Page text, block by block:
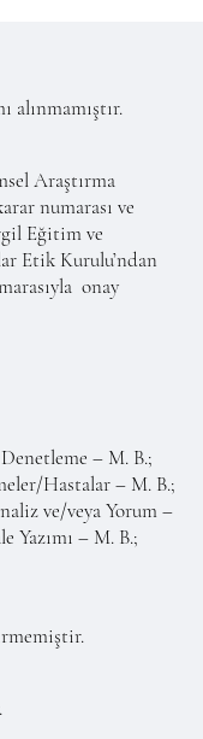
alınmamıştır.
Araştırma
numarası ve
Eğitim ve
Etik Kurulu’ndan
onay
– M. B.;
Hastalar – M. B.;
ve/veya Yorum –
Yazımı – M. B.;